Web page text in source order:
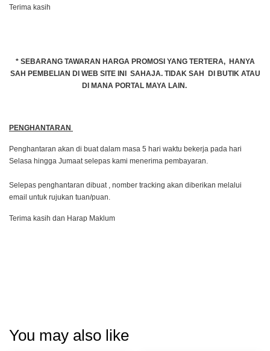
Terima kasih
* SEBARANG TAWARAN HARGA PROMOSI YANG TERTERA, HANYA
SAH PEMBELIAN DI WEB SITE INI SAHAJA. TIDAK SAH DI BUTIK ATAU
DI MANA PORTAL MAYA LAIN.
PENGHANTARAN
Penghantaran akan di buat dalam masa 5 hari waktu bekerja pada hari
Selasa hingga Jumaat selepas kami menerima pembayaran.
Selepas penghantaran dibuat , nomber tracking akan diberikan melalui
email untuk rujukan tuan/puan.
Terima kasih dan Harap Maklum
You may also like